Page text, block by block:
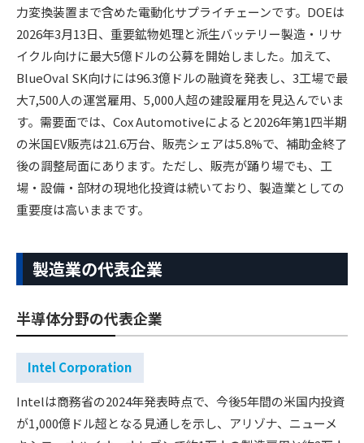
力変換装置まで含めた電動化サプライチェーンです。DOEは
2026年3月13日、重要鉱物処理と派生バッテリー製造・リサ
イクル向けに最大5億ドルの公募を開始しました。加えて、
BlueOval SK向けには96.3億ドルの融資を発表し、3工場で最
大7,500人の運営雇用、5,000人超の建設雇用を見込んでいま
す。需要面では、Cox Automotiveによると2026年第1四半期
の米国EV販売は21.6万台、販売シェアは5.8%で、補助金終了
後の調整局面にあります。ただし、販売が踊り場でも、工
場・設備・部材の現地化投資は続いており、製造業としての
重要度は高いままです。
製造業の代表企業
半導体分野の代表企業
Intel Corporation
Intelは商務省の2024年発表時点で、今後5年間の米国内投資
が1,000億ドル超となる見通しを示し、アリゾナ、ニューメ